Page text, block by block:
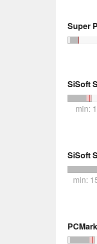
Super
SiSoft
min:
SiSoft
min: